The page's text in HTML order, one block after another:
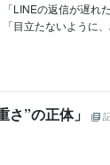
LINEの返信が遅れ
目立たないように
さ”の正体」